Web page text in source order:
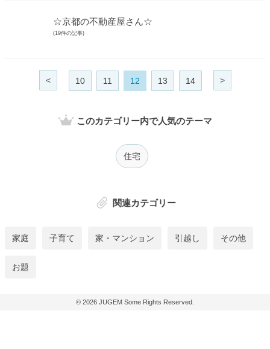
☆京都の不動産屋さん☆
(19件の記事)
< 10 11 12 13 14 >
このカテゴリー内で人気のテーマ
住宅
関連カテゴリー
家庭 子育て 家・マンション 引越し その他
お題
© 2026 JUGEM Some Rights Reserved.